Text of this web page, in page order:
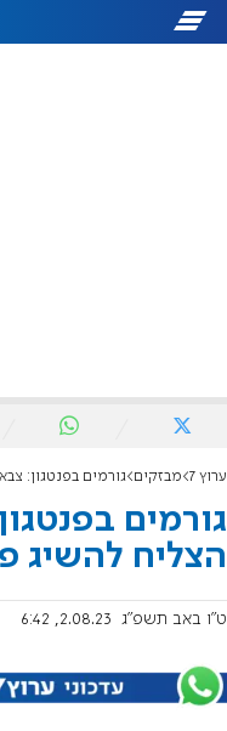
ערוץ 7 מבזקים גורמים בפנטגון: צבא
גורמים
הצליח להשיג
ט"ו באב תשפ"ג 2.08.23, 6:42